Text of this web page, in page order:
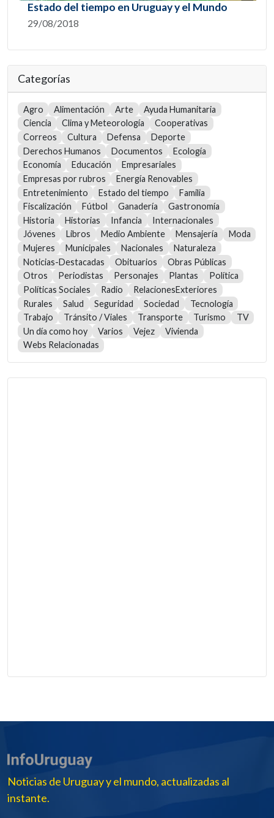
Estado del tiempo en Uruguay y el Mundo
29/08/2018
Categorías
Agro Alimentación Arte
Ayuda Humanitaria
Ciencia
Clima y Meteorología
Cooperativas
Correos
Cultura Defensa
Deporte
Derechos Humanos
Documentos
Ecología
Economía
Educación
Empresariales
Empresas por rubros
Energía Renovables
Entretenimiento
Estado del tiempo
Familia
Fiscalización
Fútbol Ganadería
Gastronomía
Historia
Historias Infancia
Internacionales
Jóvenes
Libros Medio Ambiente Mensajería
Moda
Mujeres
Municipales Nacionales
Naturaleza
Noticias-Destacadas
Obituarios
Obras Públicas
Otros
Periodistas Personajes Plantas
Política
Políticas Sociales
Radio
RelacionesExteriores
Rurales
Salud Seguridad Sociedad
Tecnología
Trabajo
Tránsito / Viales Transporte Turismo
TV
Un día como hoy
Varios Vejez
Vivienda
Webs Relacionadas
Noticias de Uruguay y el mundo, actualizadas al
instante.